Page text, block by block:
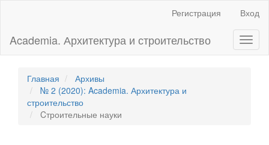
Основное
содержимое
панель
Регистрация Вход
Academia. Архитектура и строительство
Главная
Архивы
№ 2 (2020): Academia. Архитектура и
строительство
Cтроительные науки